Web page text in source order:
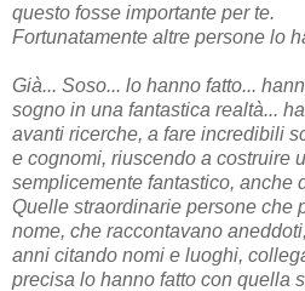
questo fosse importante per te.
Fortunatamente altre persone lo
Già... Soso... lo hanno fatto...
sogno in una fantastica realtà...
avanti ricerche, a fare incredibili
e cognomi, riuscendo a costruire
semplicemente fantastico, anche
Quelle straordinarie persone che
nome, che raccontavano
anni citando nomi e luoghi,
precisa lo hanno fatto con quella